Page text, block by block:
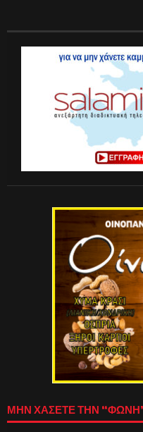
ΜΗΝ ΧΑΣΕΤΕ ΤΗΝ